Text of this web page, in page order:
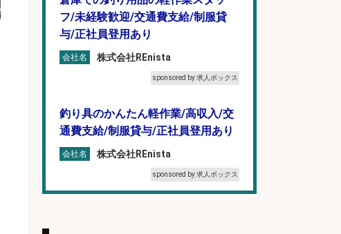
フ/未経験歓迎/交通費支給/制服貸
与/正社員登用あり
会社名 株式会社REnista
sponsored by 求人ボックス
釣り具のかんたん軽作業/高収入/交
通費支給/制服貸与/正社員登用あり
会社名 株式会社REnista
sponsored by 求人ボックス